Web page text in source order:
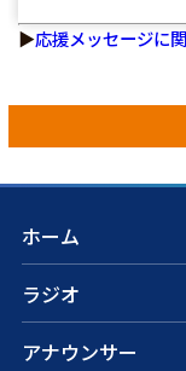
▶応援メッセージに
ホーム
ラジオ
アナウンサー